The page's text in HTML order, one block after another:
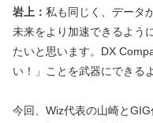
岩上： 私も同じく、データ
未来をより加速できるよう
たいと思います。DX
い！」ことを武器にできる
今回、Wiz代表の山崎と